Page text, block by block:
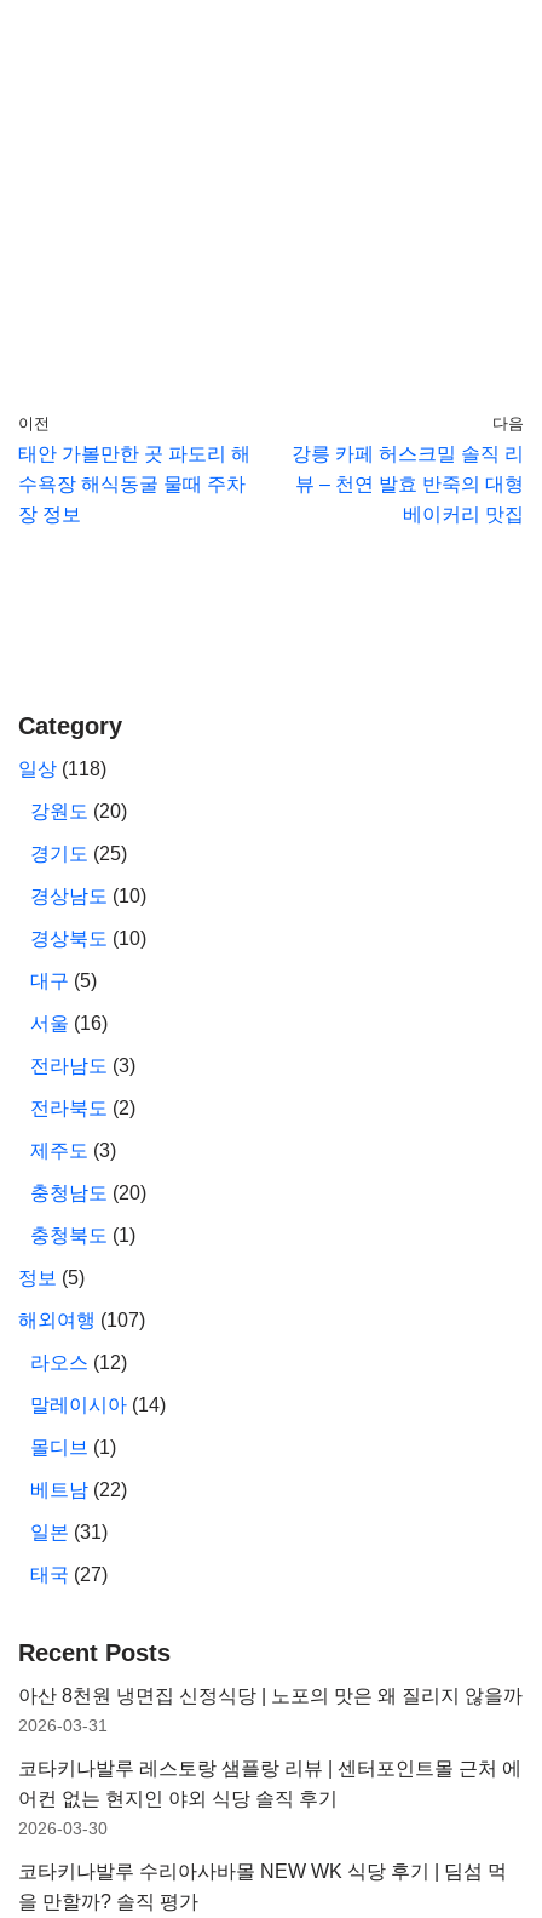
이전
태안 가볼만한 곳 파도리 해
수욕장 해식동굴 물때 주차
장 정보
다음
강릉 카페 허스크밀 솔직 리
뷰 – 천연 발효 반죽의 대형
베이커리 맛집
Category
일상 (118)
강원도 (20)
경기도 (25)
경상남도 (10)
경상북도 (10)
대구 (5)
서울 (16)
전라남도 (3)
전라북도 (2)
제주도 (3)
충청남도 (20)
충청북도 (1)
정보 (5)
해외여행 (107)
라오스 (12)
말레이시아 (14)
몰디브 (1)
베트남 (22)
일본 (31)
태국 (27)
Recent Posts
아산 8천원 냉면집 신정식당 | 노포의 맛은 왜 질리지 않을까
2026-03-31
코타키나발루 레스토랑 샘플랑 리뷰 | 센터포인트몰 근처 에
어컨 없는 현지인 야외 식당 솔직 후기
2026-03-30
코타키나발루 수리아사바몰 NEW WK 식당 후기 | 딤섬 먹
을 만할까? 솔직 평가